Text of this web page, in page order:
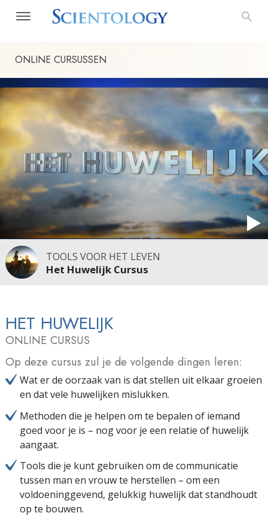
ONLINE CURSUSSEN
TOOLS VOOR HET LEVEN
Het Huwelijk Cursus
HET HUWELIJK
ONLINE CURSUS
Op deze cursus zul je de volgende dingen leren:
Wat er de oorzaak van is dat stellen uit elkaar groeien
en dat vele huwelijken mislukken.
Methoden die je helpen om te bepalen of iemand
goed voor je is – nog voor je een relatie of huwelijk
aangaat.
Tools die je kunt gebruiken om de communicatie
tussen man en vrouw te herstellen – om een
voldoeninggevend, gelukkig huwelijk dat standhoudt
op te bouwen.